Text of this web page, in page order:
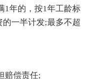
1年的，按1年工龄标
一半计发;最多不超
赔偿责任;